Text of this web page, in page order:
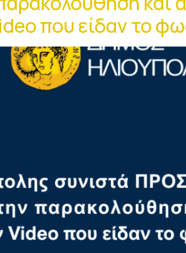
που είδαν το